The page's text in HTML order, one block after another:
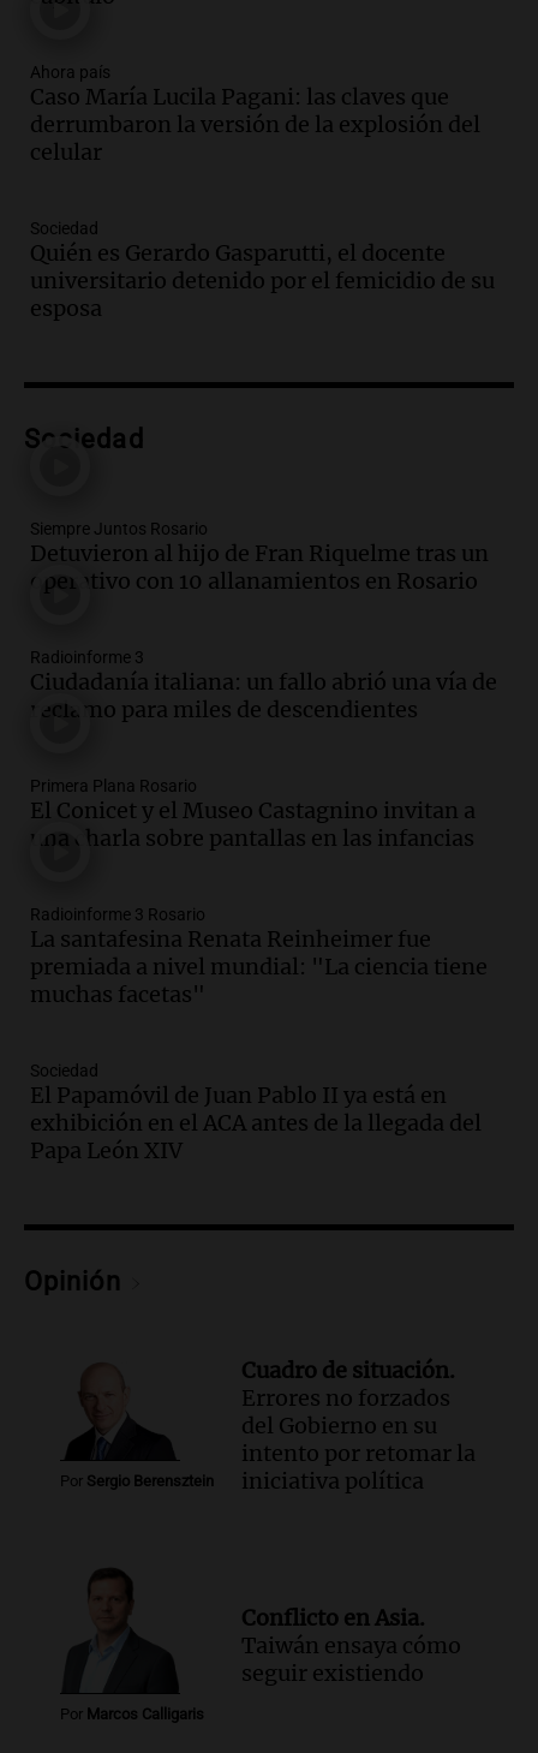
Noticias
Audio.Luis Herrera
Actualidad
Audio.
Córdoba ganan más del doble que los
privados, según un estudio
de droga por delivery en el microcentro
Panorama Federal
por accidentes de tránsito en el primer
semestre del 2026
Panorama Federal
Audio.Disminuyen las víctimas fatales
por accidentes de tránsito en el primer
semestre de 2026
Panorama Federal
Audio. La santafesina Renata
Reinheimer fue premiada a nivel
mundial: "La ciencia tiene muchas
Episodios
Audio.Un camionero muere tras volcar
en la autopista Tucumán-Famagüeya
cerca del puente Marianela
Audio. Detienen a hombre con
elementos robados en Rafaela durante
la madrugada del viernes
Panorama Federal
Audio.Violento robo en peluquería de
dinero y objetos de valor
La Mesa Regional por
Inseguridad Rural convoca a
productores agropecuarios para
septiembre
Panorama Federal
Episodios
tras sesión legislativa intensa
Audio.
Ciudadanía italiana: un fallo
abrió una vía de reclamo para miles de
descendientes
Ahora país
Caso María Lucila Pagani: las claves que
derrumbaron la versión de la explosión del
celular
Sociedad
Quién es Gerardo Gasparutti, el docente
universitario detenido por el femicidio de su
esposa
Sociedad
Siempre Juntos Rosario
Detuvieron al hijo de Fran Riquelme tras un
operativo con 10 allanamientos en Rosario
Radioinforme 3
Ciudadanía italiana: un fallo abrió una vía de
reclamo para miles de descendientes
Primera Plana Rosario
El Conicet y el Museo Castagnino invitan a
una charla sobre pantallas en las infancias
Radioinforme 3 Rosario
La santafesina Renata Reinheimer fue
premiada a nivel mundial: "La ciencia tiene
muchas facetas"
Sociedad
El Papamóvil de Juan Pablo II ya está en
exhibición en el ACA antes de la llegada del
Papa León XIV
Opinión
Por Sergio Berensztein
Cuadro de situación.
Errores no forzados
del Gobierno en su
intento por retomar la
iniciativa política
Por Marcos Calligaris
Conflicto en Asia.
Taiwán ensaya cómo
seguir existiendo